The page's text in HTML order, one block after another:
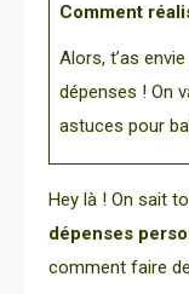
Comment
Alors, t’as
dépenses ! On
astuces pour
Hey là ! On sait
dépenses
comment faire